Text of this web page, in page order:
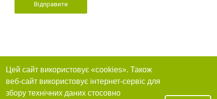
Відправити
Цей сайт використовує «cookies». Також
веб-сайт використовує інтернет-сервіс для
збору технічних даних стосовно